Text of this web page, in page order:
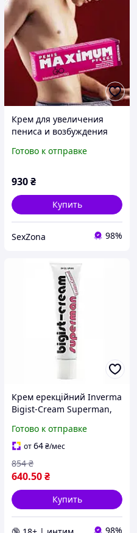
Крем для увеличения
пениса и возбуждения
45 ml
Готово к отправке
930₴
Купить
SexZona 98%
Крем ерекційний Inverma
Bigist-Cream Superman,
Готово к отправке
от64₴/мес
640.50₴
854 ₴
Купить
98%